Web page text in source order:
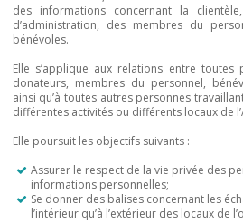
des informations concernant la
d’administration, des membres du
bénévoles.
Elle s’applique aux relations entre toutes
donateurs, membres du personnel,
ainsi qu’à toutes autres personnes
différentes activités ou différents locaux de
Elle poursuit les objectifs suivants :
Assurer le respect de la vie privée des
informations personnelles;
Se donner des balises concernant les
l’intérieur qu’à l’extérieur des locaux de